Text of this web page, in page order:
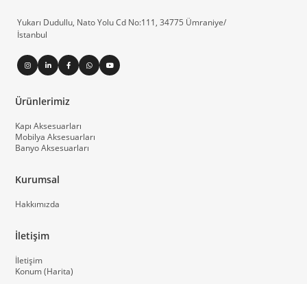
Yukarı Dudullu, Nato Yolu Cd No:111, 34775 Ümraniye/
İstanbul
Ürünlerimiz
Kapı Aksesuarları
Mobilya Aksesuarları
Banyo Aksesuarları
Kurumsal
Hakkımızda
İletişim
İletişim
Konum (Harita)